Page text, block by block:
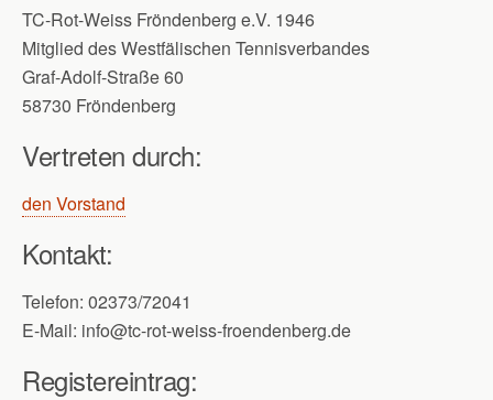
TC-Rot-Weiss Fröndenberg e.V. 1946
Mitglied des Westfälischen Tennisverbandes
Graf-Adolf-Straße 60
58730 Fröndenberg
Vertreten durch:
den Vorstand
Kontakt:
Telefon: 02373/72041
E-Mail: info@tc-rot-weiss-froendenberg.de
Registereintrag: